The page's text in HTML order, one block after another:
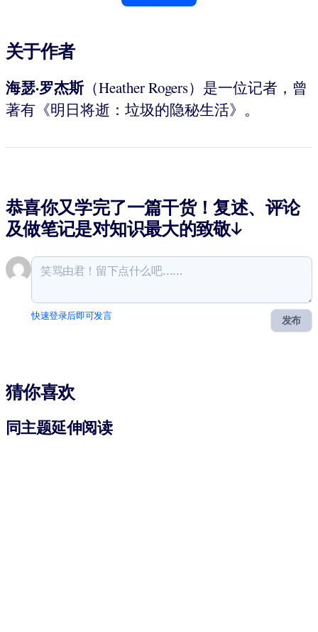
关于作者
海瑟·罗杰斯（Heather Rogers）是一位记者，曾
著有《明日将逝：垃圾的隐秘生活》。
恭喜你又学完了一篇干货！复述、评论
及做笔记是对知识最大的致敬↓
发布
快速登录后即可发言
猜你喜欢
同主题延伸阅读